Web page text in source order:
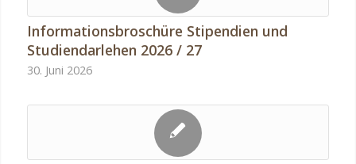
Informationsbroschüre Stipendien und
Studiendarlehen 2026 / 27
30. Juni 2026